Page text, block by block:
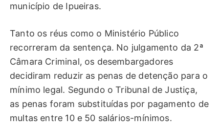
município de Ipueiras.
Tanto os réus como o Ministério Público
recorreram da sentença. No julgamento da 2ª
Câmara Criminal, os desembargadores
decidiram reduzir as penas de detenção para o
mínimo legal. Segundo o Tribunal de Justiça,
as penas foram substituídas por pagamento de
multas entre 10 e 50 salários-mínimos.